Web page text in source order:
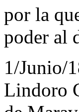
por la
poder al
1/Junio/
Lindoro